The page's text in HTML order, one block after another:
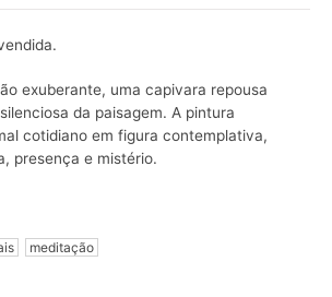
exuberante, uma capivara repousa
da paisagem. A pintura
cotidiano em figura contemplativa,
presença e mistério.
meditação